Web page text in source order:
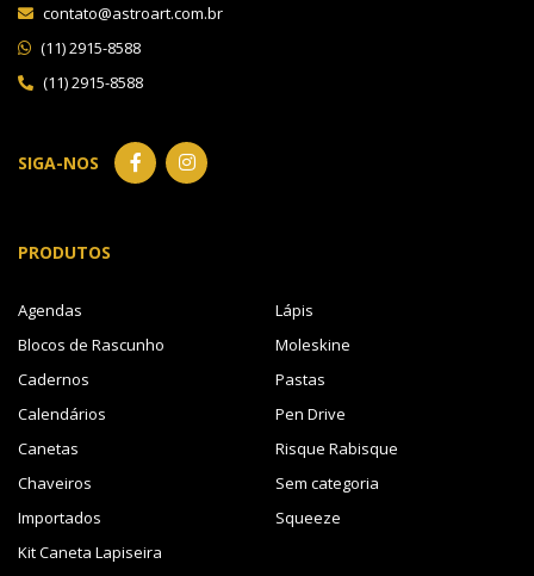
contato@astroart.com.br
(11) 2915-8588
(11) 2915-8588
SIGA-NOS
PRODUTOS
Agendas
Blocos de Rascunho
Cadernos
Calendários
Canetas
Chaveiros
Importados
Kit Caneta Lapiseira
Lápis
Moleskine
Pastas
Pen Drive
Risque Rabisque
Sem categoria
Squeeze